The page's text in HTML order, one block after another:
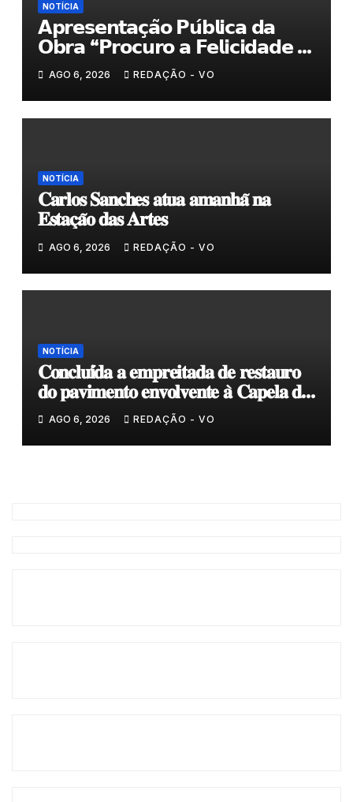
NOTÍCIA
𝗔𝗽𝗿𝗲𝘀𝗲𝗻𝘁𝗮𝗰̧𝗮̃𝗼 𝗣𝘂́𝗯𝗹𝗶𝗰𝗮 𝗱𝗮
𝗢𝗯𝗿𝗮 “𝗣𝗿𝗼𝗰𝘂𝗿𝗼 𝗮 𝗙𝗲𝗹𝗶𝗰𝗶𝗱𝗮𝗱𝗲 𝗲
𝗲𝗹𝗮 𝗺𝗼𝗿𝗮 𝗰𝗼𝗺𝗶𝗴𝗼”
AGO 6, 2026 REDAÇÃO - VO
NOTÍCIA
𝐂𝐚𝐫𝐥𝐨𝐬 𝐒𝐚𝐧𝐜𝐡𝐞𝐬 𝐚𝐭𝐮𝐚 𝐚𝐦𝐚𝐧𝐡𝐚̃ 𝐧𝐚
𝐄𝐬𝐭𝐚𝐜̧𝐚̃𝐨 𝐝𝐚𝐬 𝐀𝐫𝐭𝐞𝐬
AGO 6, 2026 REDAÇÃO - VO
NOTÍCIA
𝐂𝐨𝐧𝐜𝐥𝐮𝐢́𝐝𝐚 𝐚 𝐞𝐦𝐩𝐫𝐞𝐢𝐭𝐚𝐝𝐚 𝐝𝐞 𝐫𝐞𝐬𝐭𝐚𝐮𝐫𝐨
𝐝𝐨 𝐩𝐚𝐯𝐢𝐦𝐞𝐧𝐭𝐨 𝐞𝐧𝐯𝐨𝐥𝐯𝐞𝐧𝐭𝐞 𝐚̀ 𝐂𝐚𝐩𝐞𝐥𝐚 𝐝𝐞
𝐂𝐨𝐯𝐚𝐬
AGO 6, 2026 REDAÇÃO - VO